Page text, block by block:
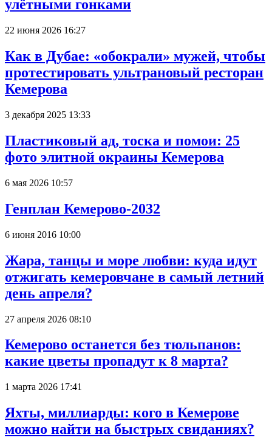
улётными гонками
22 июня 2026 16:27
Как в Дубае: «обокрали» мужей, чтобы
протестировать ультрановый ресторан
Кемерова
3 декабря 2025 13:33
Пластиковый ад, тоска и помои: 25
фото элитной окраины Кемерова
6 мая 2026 10:57
Генплан Кемерово-2032
6 июня 2016 10:00
Жара, танцы и море любви: куда идут
отжигать кемеровчане в самый летний
день апреля?
27 апреля 2026 08:10
Кемерово останется без тюльпанов:
какие цветы пропадут к 8 марта?
1 марта 2026 17:41
Яхты, миллиарды: кого в Кемерове
можно найти на быстрых свиданиях?